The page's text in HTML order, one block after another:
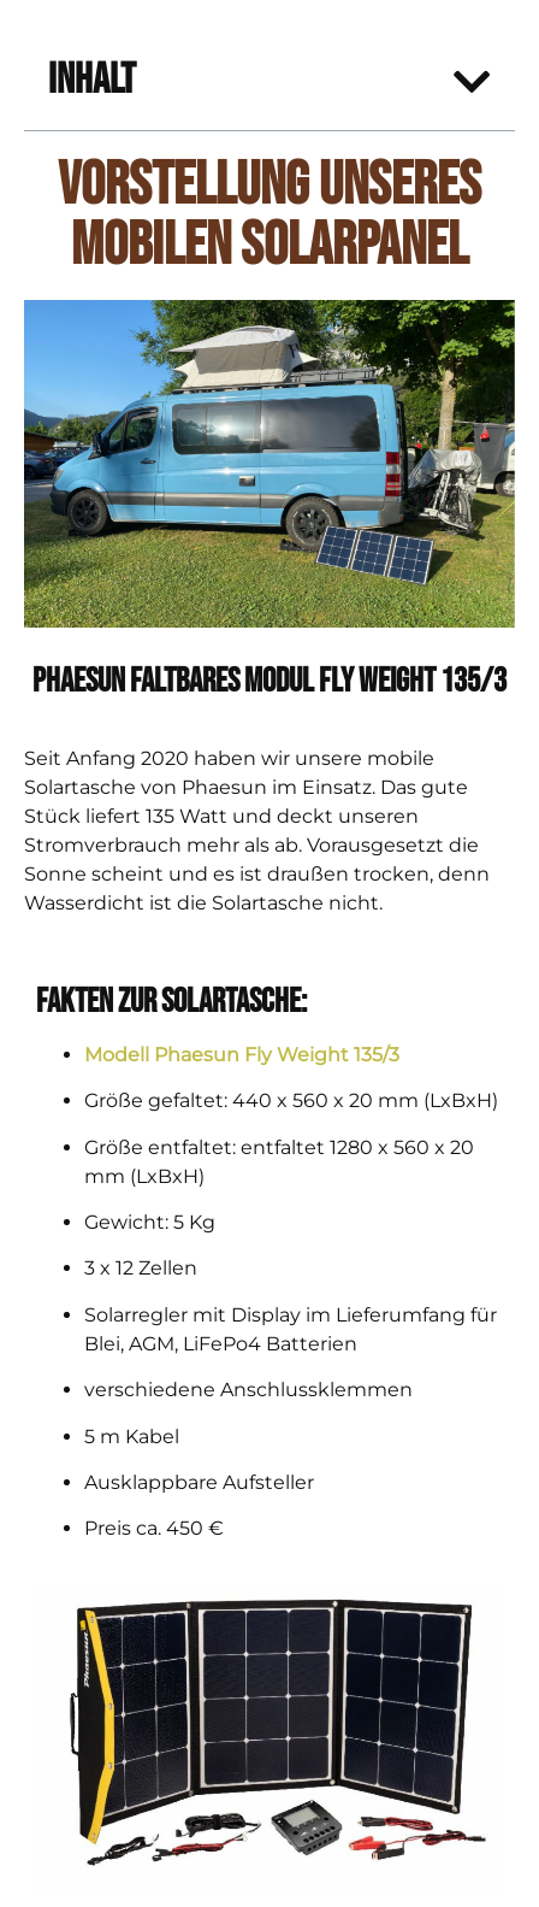
Inhalt
Vorstellung unseres
mobilen Solarpanel
Phaesun Faltbares Modul Fly Weight 135/3
Seit Anfang 2020 haben wir unsere mobile
Solartasche von Phaesun im Einsatz. Das gute
Stück liefert 135 Watt und deckt unseren
Stromverbrauch mehr als ab. Vorausgesetzt die
Sonne scheint und es ist draußen trocken, denn
Wasserdicht ist die Solartasche nicht.
Fakten zur Solartasche:
Modell Phaesun Fly Weight 135/3
Größe gefaltet: 440 x 560 x 20 mm (LxBxH)
Größe entfaltet: entfaltet 1280 x 560 x 20
mm (LxBxH)
Gewicht: 5 Kg
3 x 12 Zellen
Solarregler mit Display im Lieferumfang für
Blei, AGM, LiFePo4 Batterien
verschiedene Anschlussklemmen
5 m Kabel
Ausklappbare Aufsteller
Preis ca. 450 €